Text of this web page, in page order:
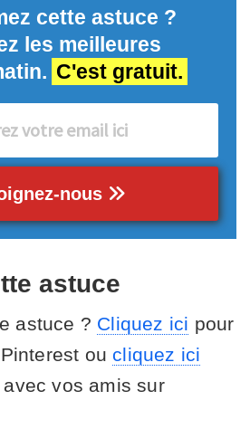
cette astuce ?
les meilleures
C'est gratuit.
nous
astuce
astuce ? Cliquez ici pour
ou cliquez ici
vos amis sur